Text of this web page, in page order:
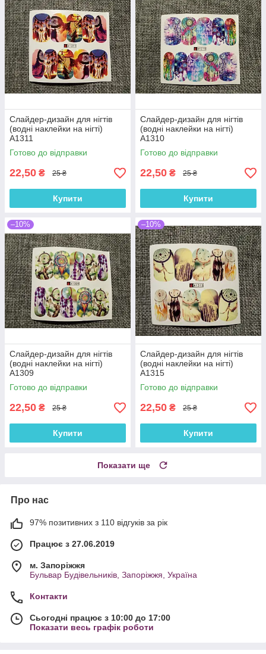
Слайдер-дизайн для нігтів
(водні наклейки на нігті)
A1311
Готово до відправки
22,50 ₴ 25 ₴
Купити
Слайдер-дизайн для нігтів
(водні наклейки на нігті)
A1310
Готово до відправки
22,50 ₴ 25 ₴
Купити
–10%
Слайдер-дизайн для нігтів
(водні наклейки на нігті)
A1309
Готово до відправки
22,50 ₴ 25 ₴
Купити
–10%
Слайдер-дизайн для нігтів
(водні наклейки на нігті)
A1315
Готово до відправки
22,50 ₴ 25 ₴
Купити
Показати ще
Про нас
97% позитивних з 110 відгуків за рік
Працює з 27.06.2019
м. Запоріжжя
Бульвар Будівельників, Запоріжжя, Україна
Контакти
Сьогодні працює з 10:00 до 17:00
Показати весь графік роботи